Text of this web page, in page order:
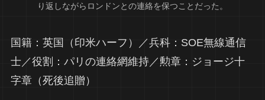
り返しながらロンドンとの連絡を保つことだった。
国籍：英国（印米ハーフ）／兵科：SOE無線通信
士／役割：パリの連絡網維持／勲章：ジョージ十
字章（死後追贈）